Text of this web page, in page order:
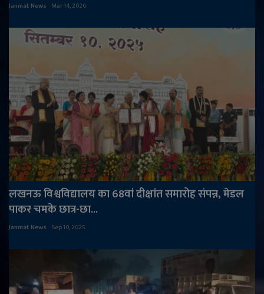
Janmat News Mar 14, 2026
लखनऊ विश्वविद्यालय का 68वां दीक्षांत समारोह संपन्न, मेडल
पाकर चमके छात्र-छा...
Janmat News Sep 10, 2025